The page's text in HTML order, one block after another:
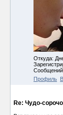
Откуда:
Профиль
Re: Чудо-